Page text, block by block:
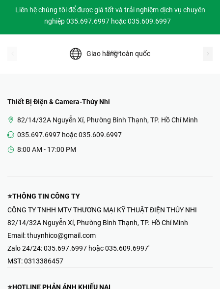
Liên hệ chúng tôi để được giá tốt và trải nghiệm dịch vụ chuyên
nghiệp 035.697.6997 hoặc 035.609.6997
Giao hàng toàn quốc
prev